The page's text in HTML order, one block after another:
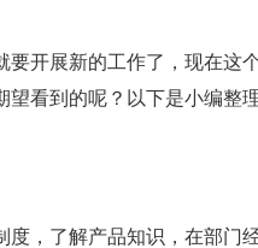
开展新的工作了，现在这
看到的呢？以下是小编整
，了解产品知识，在部门